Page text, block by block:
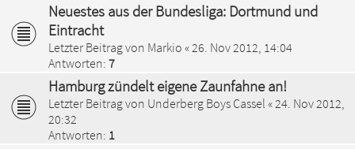
Neuestes aus der Bundesliga: Dortmund und
Eintracht
Letzter Beitrag von Markio « 26. Nov 2012, 14:04
Antworten: 7
Hamburg zündelt eigene Zaunfahne an!
Letzter Beitrag von Underberg Boys Cassel « 24. Nov 2012,
20:32
Antworten: 1